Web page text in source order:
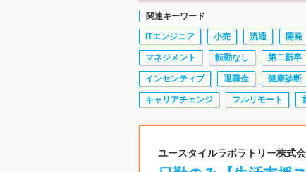
関連キーワード
ITエンジニア 小売 流通 開発
マネジメント 転勤なし 第二新卒
インセンティブ 退職金 健康診断
キャリアチェンジ フルリモート
ユースタイルラボラトリー株式